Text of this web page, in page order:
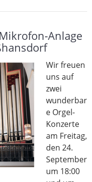
Anlage
Wir freuen
uns auf
zwei
wunderbar
e Orgel-
Konzerte
am Freitag,
den 24.
September
um 18:00